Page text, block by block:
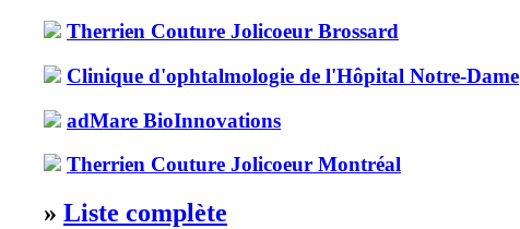
Therrien Couture Jolicoeur Brossard
Clinique d'ophtalmologie de l'Hôpital Notre-Dame
adMare BioInnovations
Therrien Couture Jolicoeur Montréal
» Liste complète